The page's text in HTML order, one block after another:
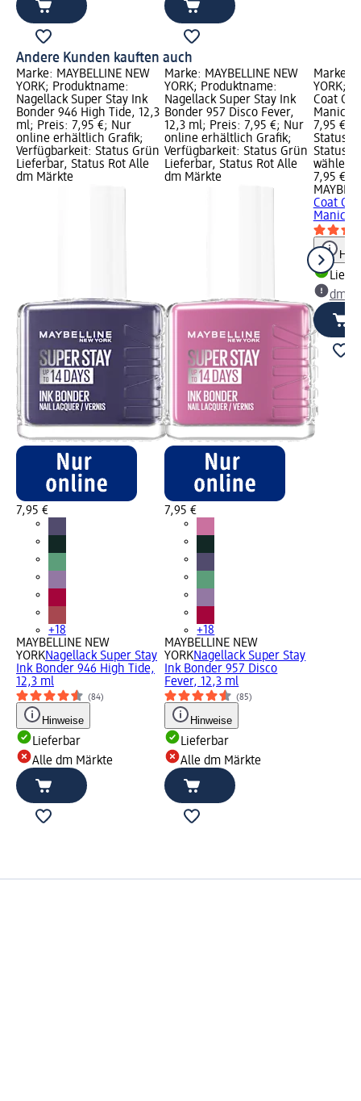
Andere Kunden kauften auch
Marke: MAYBELLINE NEW
YORK; Produktname:
Nagellack Super Stay Ink
Bonder 946 High Tide, 12,3
ml; Preis: 7,95 €; Nur
online erhältlich Grafik;
Verfügbarkeit: Status Grün
Lieferbar, Status Rot Alle
dm Märkte
7,95 €
+18
MAYBELLINE NEW
YORKNagellack Super Stay
Ink Bonder 946 High Tide,
12,3 ml
(84)
Hinweise
Lieferbar
Alle dm Märkte
Marke: MAYBELLINE NEW
YORK; Produktname:
Nagellack Super Stay Ink
Bonder 957 Disco Fever,
12,3 ml; Preis: 7,95 €; Nur
online erhältlich Grafik;
Verfügbarkeit: Status Grün
Lieferbar, Status Rot Alle
dm Märkte
7,95 €
+18
MAYBELLINE NEW
YORKNagellack Super Stay
Ink Bonder 957 Disco
Fever, 12,3 ml
(85)
Hinweise
Lieferbar
Alle dm Märkte
Marke:
YORK;
Coat
7,95 €;
Status
Status
wählen
7,95 €
Coat
dm